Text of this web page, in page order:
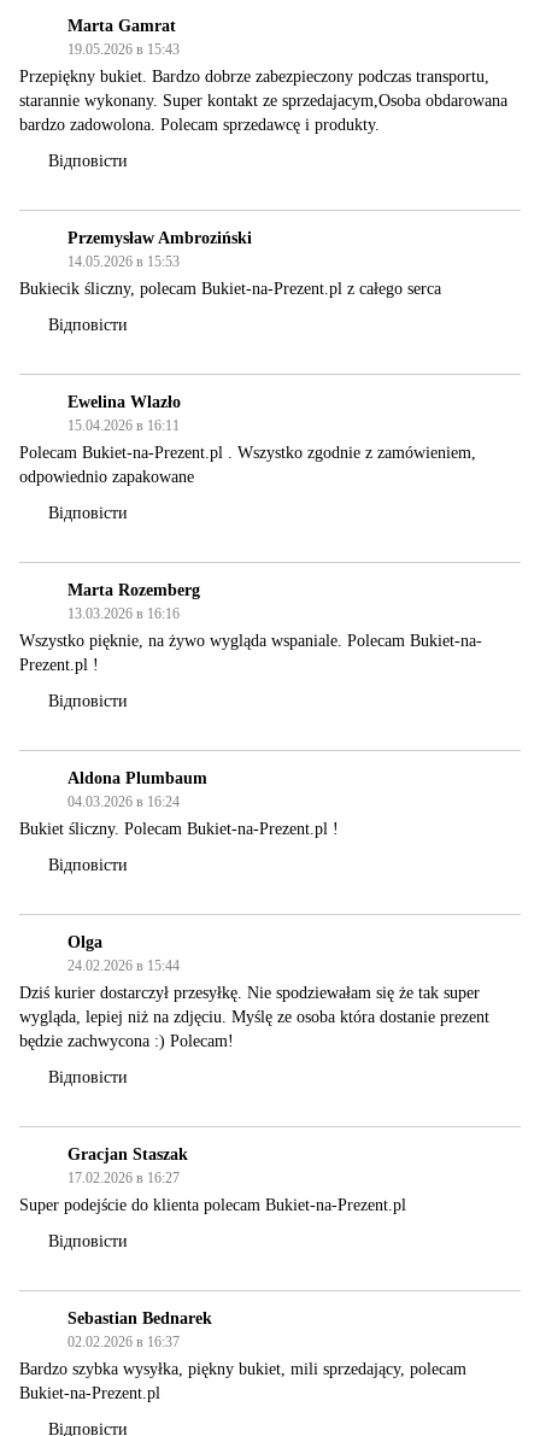
Marta Gamrat
19.05.2026 в 15:43
Przepiękny bukiet. Bardzo dobrze zabezpieczony podczas transportu,
starannie wykonany. Super kontakt ze sprzedajacym,Osoba obdarowana
bardzo zadowolona. Polecam sprzedawcę i produkty.
Відповісти
Przemysław Ambroziński
14.05.2026 в 15:53
Bukiecik śliczny, polecam Bukiet-na-Prezent.pl z całego serca
Відповісти
Ewelina Wlazło
15.04.2026 в 16:11
Polecam Bukiet-na-Prezent.pl . Wszystko zgodnie z zamówieniem,
odpowiednio zapakowane
Відповісти
Marta Rozemberg
13.03.2026 в 16:16
Wszystko pięknie, na żywo wygląda wspaniale. Polecam Bukiet-na-
Prezent.pl !
Відповісти
Aldona Plumbaum
04.03.2026 в 16:24
Bukiet śliczny. Polecam Bukiet-na-Prezent.pl !
Відповісти
Olga
24.02.2026 в 15:44
Dziś kurier dostarczył przesyłkę. Nie spodziewałam się że tak super
wygląda, lepiej niż na zdjęciu. Myślę ze osoba która dostanie prezent
będzie zachwycona :) Polecam!
Відповісти
Gracjan Staszak
17.02.2026 в 16:27
Super podejście do klienta polecam Bukiet-na-Prezent.pl
Відповісти
Sebastian Bednarek
02.02.2026 в 16:37
Bardzo szybka wysyłka, piękny bukiet, mili sprzedający, polecam
Bukiet-na-Prezent.pl
Відповісти